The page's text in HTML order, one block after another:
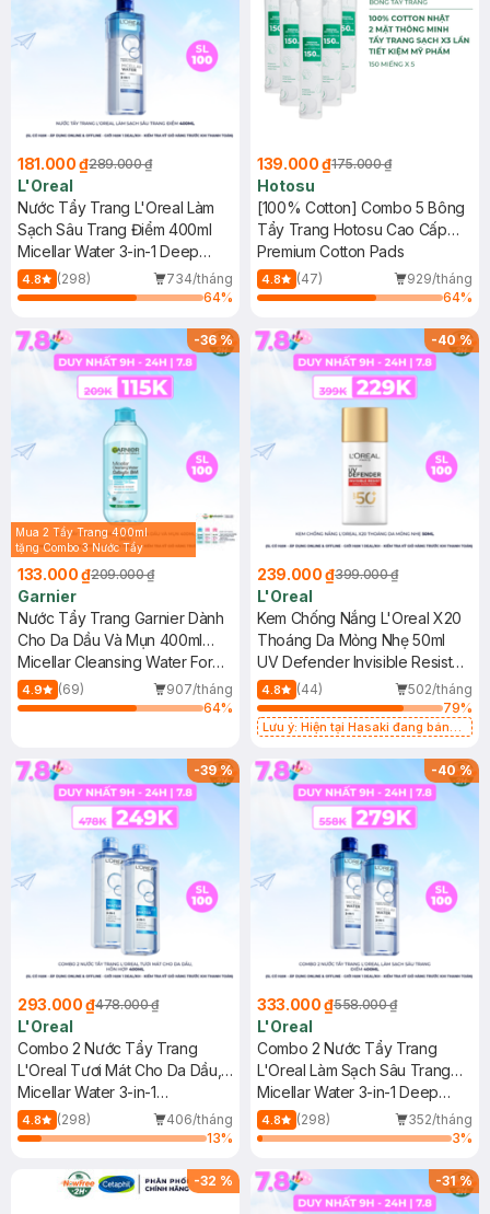
181.000 ₫289.000 ₫
L'Oreal
Nước Tẩy Trang L'Oreal Làm
Sạch Sâu Trang Điểm 400ml
Micellar Water 3-in-1 Deep
Cleansing Even For Sensitive
Skin
4.8 (298)
734/tháng
64%
139.000 ₫175.000 ₫
Hotosu
[100% Cotton] Combo 5 Bông
Tẩy Trang Hotosu Cao Cấp
150 Miếng
Premium Cotton Pads
4.8 (47)
929/tháng
64%
-36%
Mua 2 Tẩy Trang 400ml
tặng Combo 3 Nước Tẩy
Nhiên)
133.000 ₫209.000 ₫
Garnier
Nước Tẩy Trang Garnier Dành
Cho Da Dầu Và Mụn 400ml
(Mới)
Micellar Cleansing Water For
Oily & Acne-Prone Skin New
4.9 (69)
907/tháng
64%
-40%
239.000 ₫399.000 ₫
L'Oreal
Kem Chống Nắng L'Oreal X20
Thoáng Da Mỏng Nhẹ 50ml
UV Defender Invisible Resist
Daily Sunscreen SPF50+
PA++++
4.8 (44)
502/tháng
79%
Lưu ý: Hiện tại Hasaki đang bán
-39%
293.000 ₫478.000 ₫
L'Oreal
Combo 2 Nước Tẩy Trang
L'Oreal Tươi Mát Cho Da Dầu,
Hỗn Hợp 400ml
Micellar Water 3-in-1
Refreshing Even For Sensitive
Skin
4.8 (298)
406/tháng
13%
-40%
333.000 ₫558.000 ₫
L'Oreal
Combo 2 Nước Tẩy Trang
L'Oreal Làm Sạch Sâu Trang
Điểm 400ml
Micellar Water 3-in-1 Deep
Cleansing Even For Sensitive
Skin
4.8 (298)
352/tháng
3%
-32 % -31%